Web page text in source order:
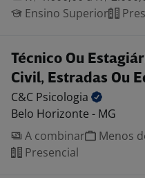
Ensino Superior
Técnico Ou
Civil, Estradas Ou
C&C Psicologia
Belo Horizonte - MG
A combinar
Menos
Presencial